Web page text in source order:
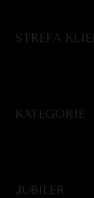
STREFA
KATEGORIE
JUBILER